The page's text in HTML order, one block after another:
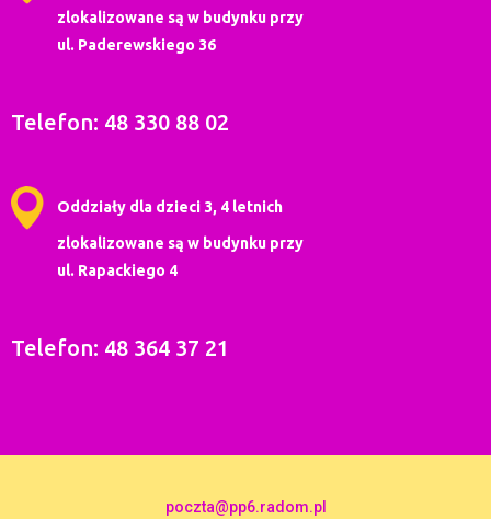
zlokalizowane są w budynku przy
ul. Paderewskiego 36
Telefon: 48 330 88 02
Oddziały dla dzieci 3, 4 letnich
zlokalizowane są w budynku przy
ul. Rapackiego 4
Telefon: 48 364 37 21
poczta@pp6.radom.pl